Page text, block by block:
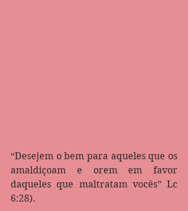
“Desejem o bem para aqueles que os
amaldiçoam e orem em favor
daqueles que maltratam vocês” Lc
6:28‬).